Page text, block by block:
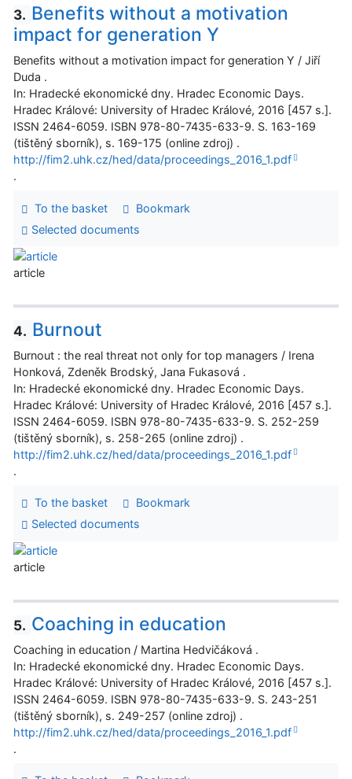
3. Benefits without a motivation
impact for generation Y
Benefits without a motivation impact for generation Y / Jiří
Duda .
In: Hradecké ekonomické dny. Hradec Economic Days.
Hradec Králové: University of Hradec Králové, 2016 [457 s.].
ISSN 2464-6059. ISBN 978-80-7435-633-9. S. 163-169
(tištěný sborník), s. 169-175 (online zdroj) .
http://fim2.uhk.cz/hed/data/proceedings_2016_1.pdf
.
To the basket
Bookmark
Selected documents
article
4. Burnout
Burnout : the real threat not only for top managers / Irena
Honková, Zdeněk Brodský, Jana Fukasová .
In: Hradecké ekonomické dny. Hradec Economic Days.
Hradec Králové: University of Hradec Králové, 2016 [457 s.].
ISSN 2464-6059. ISBN 978-80-7435-633-9. S. 252-259
(tištěný sborník), s. 258-265 (online zdroj) .
http://fim2.uhk.cz/hed/data/proceedings_2016_1.pdf
.
To the basket
Bookmark
Selected documents
article
5. Coaching in education
Coaching in education / Martina Hedvičáková .
In: Hradecké ekonomické dny. Hradec Economic Days.
Hradec Králové: University of Hradec Králové, 2016 [457 s.].
ISSN 2464-6059. ISBN 978-80-7435-633-9. S. 243-251
(tištěný sborník), s. 249-257 (online zdroj) .
http://fim2.uhk.cz/hed/data/proceedings_2016_1.pdf
.